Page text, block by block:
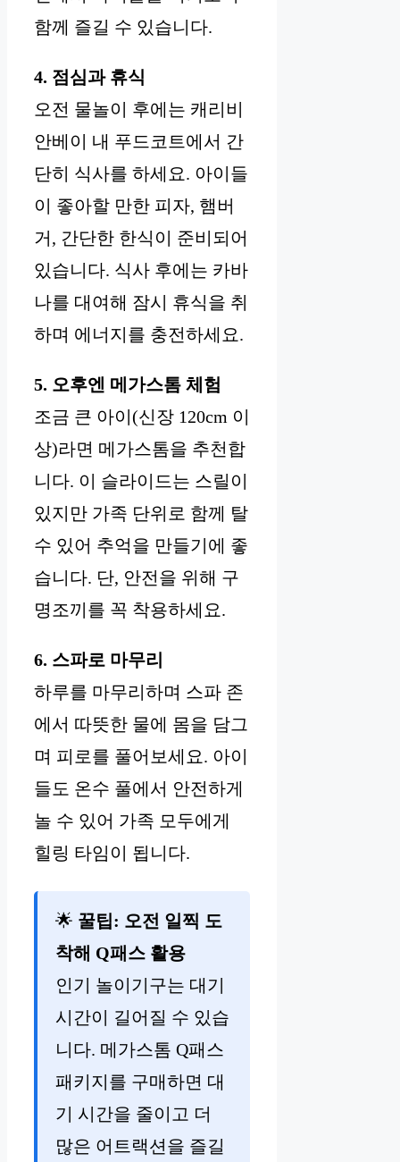
함께 즐길 수 있습니다.
4. 점심과 휴식
오전 물놀이 후에는 캐리비
안베이 내 푸드코트에서 간
단히 식사를 하세요. 아이들
이 좋아할 만한 피자, 햄버
거, 간단한 한식이 준비되어
있습니다. 식사 후에는 카바
나를 대여해 잠시 휴식을 취
하며 에너지를 충전하세요.
5. 오후엔 메가스톰 체험
조금 큰 아이(신장 120cm 이
상)라면 메가스톰을 추천합
니다. 이 슬라이드는 스릴이
있지만 가족 단위로 함께 탈
수 있어 추억을 만들기에 좋
습니다. 단, 안전을 위해 구
명조끼를 꼭 착용하세요.
6. 스파로 마무리
하루를 마무리하며 스파 존
에서 따뜻한 물에 몸을 담그
며 피로를 풀어보세요. 아이
들도 온수 풀에서 안전하게
놀 수 있어 가족 모두에게
힐링 타임이 됩니다.
🌟 꿀팁: 오전 일찍 도
착해 Q패스 활용
인기 놀이기구는 대기
시간이 길어질 수 있습
니다. 메가스톰 Q패스
패키지를 구매하면 대
기 시간을 줄이고 더
많은 어트랙션을 즐길